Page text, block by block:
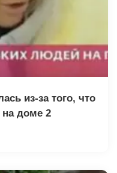
из-за того, что
доме 2